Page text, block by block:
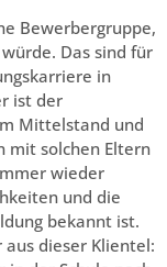
Bewerbergruppe,
Das sind für
in
ist der
Mittelstand und
mit solchen Eltern
wieder
und die
bekannt ist.
dieser Klientel: